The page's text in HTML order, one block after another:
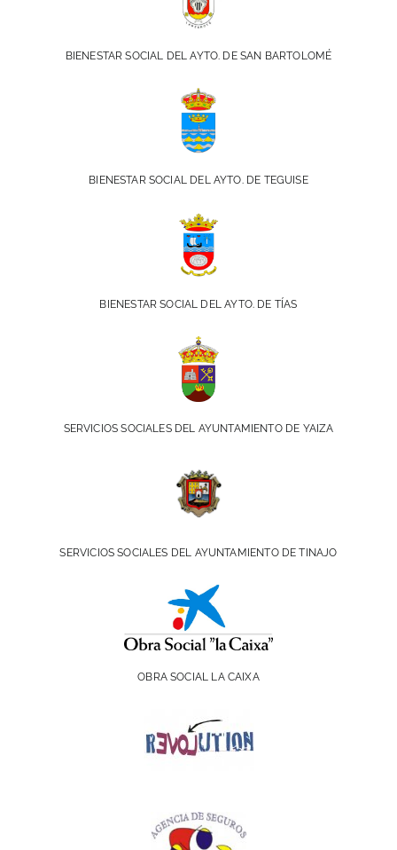
BIENESTAR SOCIAL DEL AYTO. DE SAN BARTOLOMÉ
BIENESTAR SOCIAL DEL AYTO. DE TEGUISE
BIENESTAR SOCIAL DEL AYTO. DE TÍAS
SERVICIOS SOCIALES DEL AYUNTAMIENTO DE YAIZA
SERVICIOS SOCIALES DEL AYUNTAMIENTO DE TINAJO
OBRA SOCIAL LA CAIXA